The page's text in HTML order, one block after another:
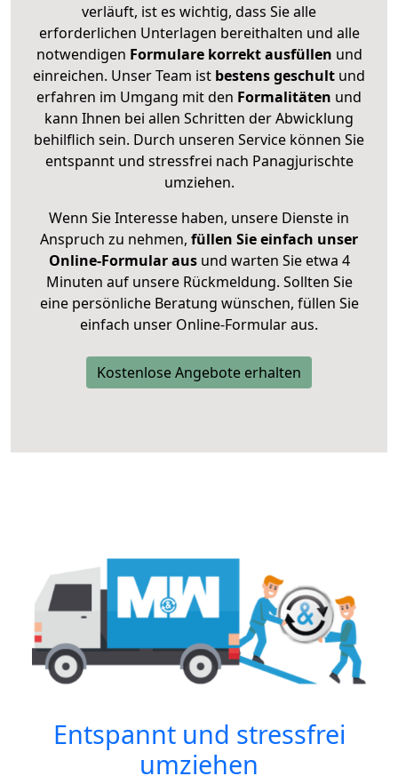
verläuft, ist es wichtig, dass Sie alle
erforderlichen Unterlagen bereithalten und alle
notwendigen Formulare korrekt ausfüllen und
einreichen. Unser Team ist bestens geschult und
erfahren im Umgang mit den Formalitäten und
kann Ihnen bei allen Schritten der Abwicklung
behilflich sein. Durch unseren Service können Sie
entspannt und stressfrei nach Panagjurischte
umziehen.
Wenn Sie Interesse haben, unsere Dienste in
Anspruch zu nehmen, füllen Sie einfach unser
Online-Formular ausund warten Sie etwa 4
Minuten auf unsere Rückmeldung. Sollten Sie
eine persönliche Beratung wünschen, füllen Sie
einfach unser Online-Formular aus.
Kostenlose Angebote erhalten
Entspannt und stressfrei
umziehen